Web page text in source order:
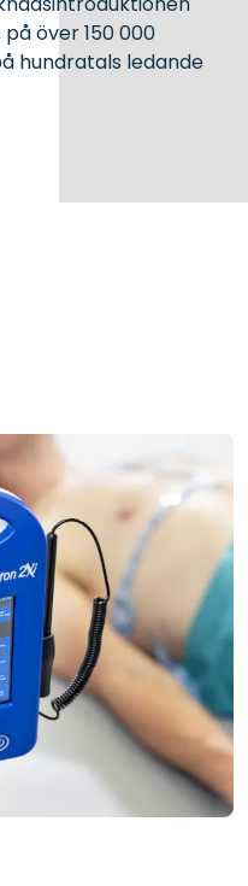
över 150 000
hundratals ledande